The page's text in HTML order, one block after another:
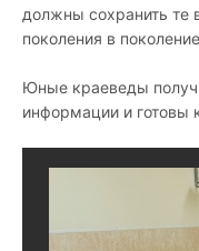
должны сохранить те
поколения в
Юные краеведы
информации и готовы